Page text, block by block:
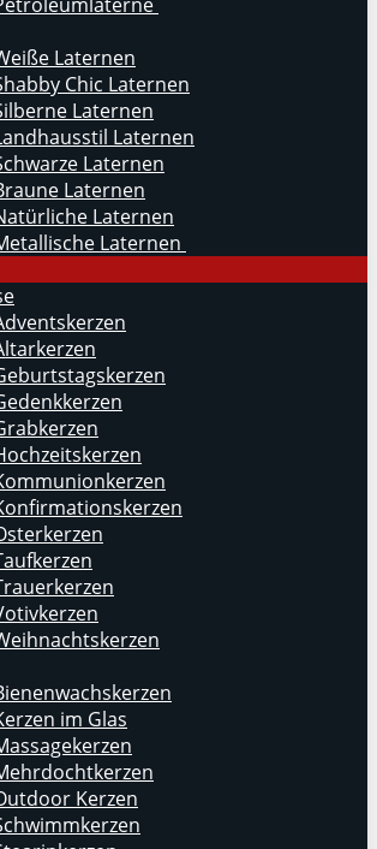
Laternen
Chic Laternen
Laternen
Laternen
Laternen
Laternen
Laternen
Laternen
im Glas
Kerzen